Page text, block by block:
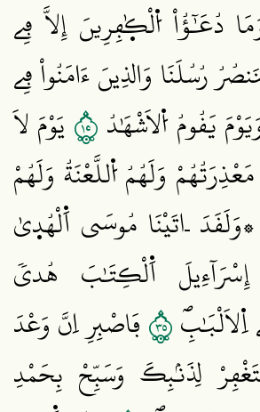
دُعَٰٓؤُاْ اُ۬لْكٰ۪فِرِينَ إِلَّا فِے
رُسُلَنَا وَالذِينَ ءَامَنُواْ فِے
يَقُومُ اُ۬لَاشْهَٰدُ٥١يَوْمَ لَا
وَلَهُمُ اُ۬للَّعْنَةُ وَلَهُمْ
۞وَلَقَدَ اٰتَيْنَا مُوسَي اَ۬لْهُد۪يٰ
إِسْرَآءِيلَ اَ۬لْكِتَٰبَ هُديٗ
٥٣فَاصْبِرِ اِنَّ وَعْدَ
لِذَنۢبِكَ وَسَبِّحْ بِحَمْدِ